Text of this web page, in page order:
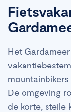
Het
De omgeving
de korte, steile